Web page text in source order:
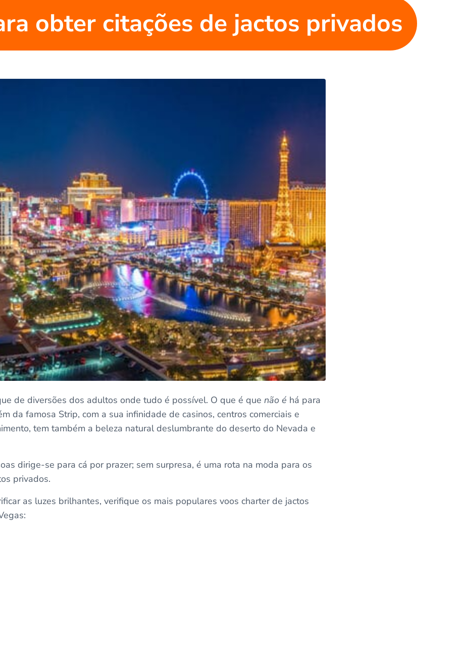
obter citações de jactos privados
de diversões dos adultos onde tudo é possível. O que é que não é há para
da famosa Strip, com a sua infinidade de casinos, centros comerciais e
tem também a beleza natural deslumbrante do deserto do Nevada e
dirige-se para cá por prazer; sem surpresa, é uma rota na moda para os
privados.
as luzes brilhantes, verifique os mais populares voos charter de jactos